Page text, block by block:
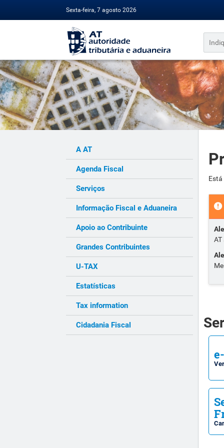
Sexta-feira, 7 agosto 2026
A AT
Agenda Fiscal
Serviços
Informação Fiscal e Aduaneira
Apoio ao Contribuinte
Grandes Contribuintes
U-TAX
Estatísticas
Tax information
Cidadania Fiscal